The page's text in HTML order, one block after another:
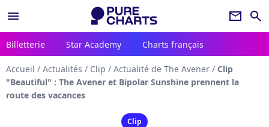
menu newsletter search
Billetterie Star Academy Charts français
Accueil / Actualités / Clip / Actualité de The Avener / Clip
"Beautiful" : The Avener et Bipolar Sunshine prennent la
route des vacances
Clip